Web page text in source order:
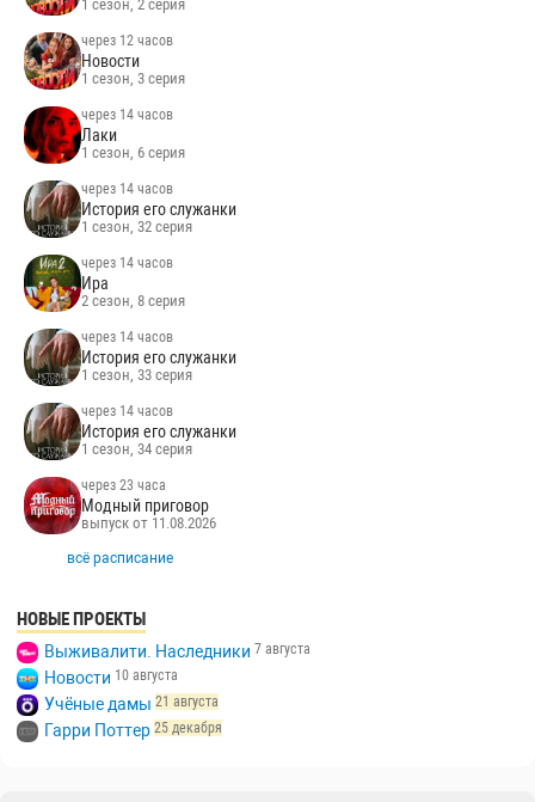
Модный приговор
через 12 часов
Новости
через 12 часов
Новости
через 12 часов
Новости
через 14 часов
Лаки
через 14 часов
История его служанки
через 14 часов
Ира
через 14 часов
История его служанки
1 сезон, 34 серия
через 23 часа
Модный приговор
выпуск от 11.08.2026
всё расписание